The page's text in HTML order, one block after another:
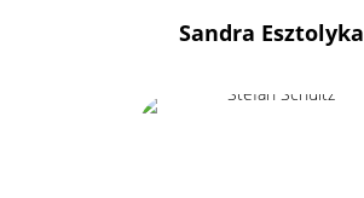
Sandra Esztolyka